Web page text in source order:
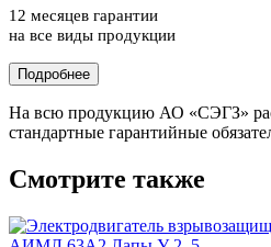
12 месяцев гарантии
на все виды продукции
Подробнее
На всю продукцию АО «СЭГЗ»
стандартные гарантийные
Смотрите также